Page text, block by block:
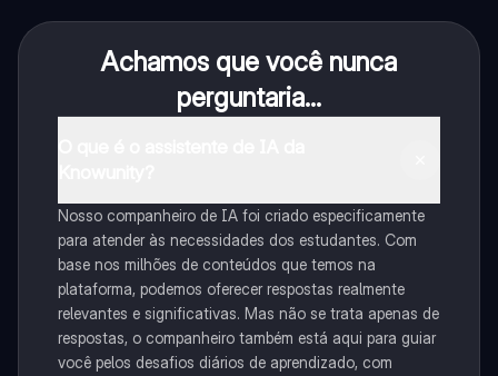
Achamos que você nunca
perguntaria...
Nosso companheiro de IA foi criado especificamente
para atender às necessidades dos estudantes. Com
base nos milhões de conteúdos que temos na
plataforma, podemos oferecer respostas realmente
relevantes e significativas. Mas não se trata apenas de
respostas, o companheiro também está aqui para guiar
você pelos desafios diários de aprendizado, com